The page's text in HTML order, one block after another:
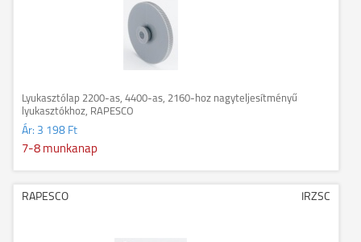
Lyukasztólap 2200-as, 4400-as, 2160-hoz nagyteljesítményű
lyukasztókhoz, RAPESCO
Ár: 3 198 Ft
7-8 munkanap
RAPESCO IRZSC